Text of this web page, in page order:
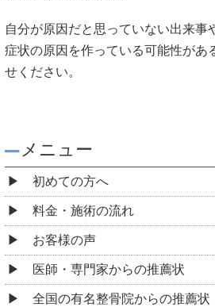
自分が原因だと思っていない出来事
症状の原因を作っている可能性があ
せください。
メニュー
初めての方へ
料金・施術の流れ
お客様の声
医師・専門家からの推薦状
全国の有名整骨院からの推薦状